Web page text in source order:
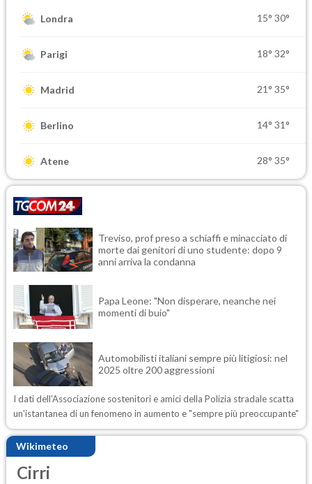
Londra 15° 30°
Parigi 18° 32°
Madrid 21° 35°
Berlino 14° 31°
Atene 28° 35°
Treviso, prof preso a schiaffi e minacciato di
morte dai genitori di uno studente: dopo 9
anni arriva la condanna
Papa Leone: "Non disperare, neanche nei
momenti di buio"
Automobilisti italiani sempre più litigiosi: nel
2025 oltre 200 aggressioni
I dati dell'Associazione sostenitori e amici della Polizia stradale scatta
un'istantanea di un fenomeno in aumento e "sempre più preoccupante"
Wikimeteo
Cirri